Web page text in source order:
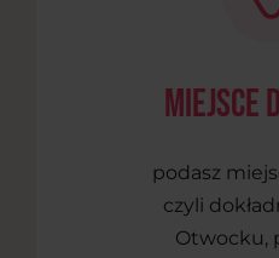
Miejsce
podasz
czyli
Otwocku,